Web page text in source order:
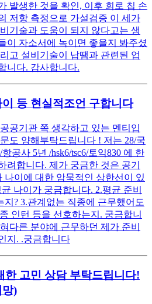
발생한 것을 확인, 이후 회로 칩 손
저항 측정으로 가설검증 이 세가
기술과 도움이 되지 않다고는 생
이 자소서에 녹이면 좋을지 봐주셨
고 설비기술이 납땜과 관련된 업
니다. 감사합니다.
등 현실적조언 구합니다
공기관 쪽 생각하고 있는 멘티입
도 양해부탁드립니다 ! 저는 28/국
공사 5년 /hsk6/tsc6/토익830 에 한
려합니다. 제가 궁금한 것은 공기
나이에 대한 암묵적인 상한선이 있
나이가 궁금합니다. 2.평균 준비
지? 3.관계없는 직종에 근무했어도
인턴 등을 선호하는지. 궁금합니
다른 분야에 근무하던 제가 준비
지. .궁금합니다
한 고민 상담 부탁드립니다!
)